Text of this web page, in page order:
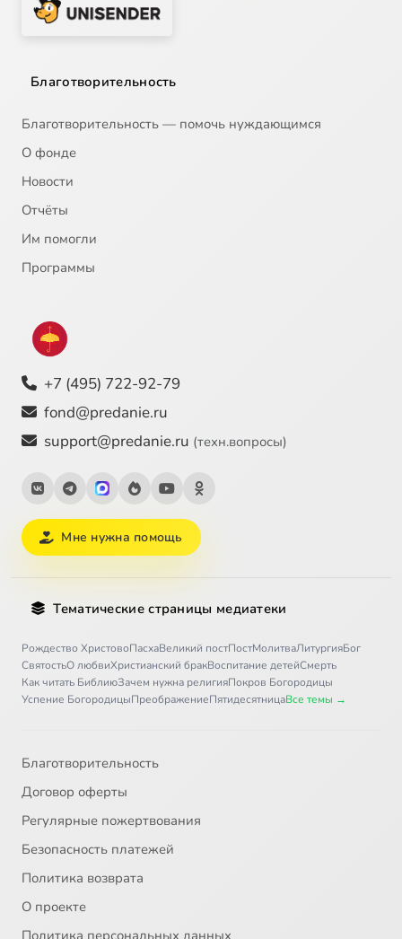
Благотворительность
Благотворительность — помочь нуждающимся
О фонде
Новости
Отчёты
Им помогли
Программы
+7 (495) 722-92-79
fond@predanie.ru
support@predanie.ru (техн.вопросы)
Мне нужна помощь
Тематические страницы медиатеки
Рождество ХристовоПасхаВеликий постПостМолитваЛитургияБог
СвятостьО любвиХристианский бракВоспитание детейСмерть
Как читать БиблиюЗачем нужна религияПокров Богородицы
Успение БогородицыПреображениеПятидесятницаВсе темы →
Благотворительность
Договор оферты
Регулярные пожертвования
Безопасность платежей
Политика возврата
О проекте